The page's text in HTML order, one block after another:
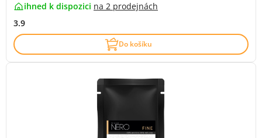
ihned k dispozici na 2 prodejnách
3.9
Do košíku